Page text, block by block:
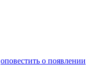
оповестить о появлении